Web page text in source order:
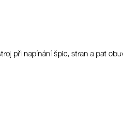
při napínání špic, stran a pat